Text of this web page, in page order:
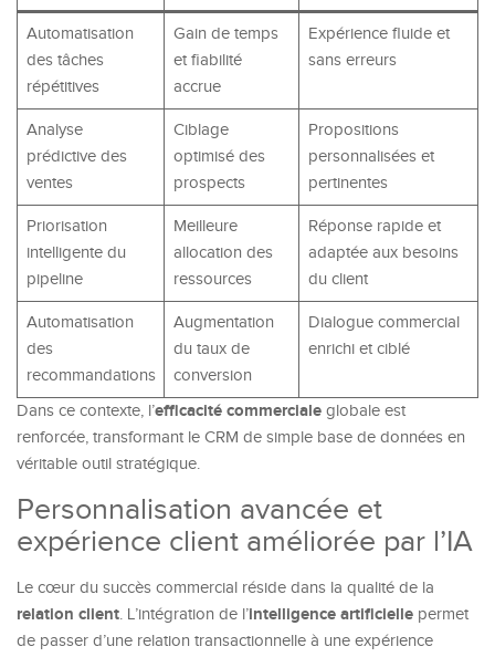
Automatisation
des tâches
répétitives
Gain de temps
et fiabilité
accrue
Expérience fluide et
sans erreurs
Analyse
prédictive des
ventes
Ciblage
optimisé des
prospects
Propositions
personnalisées et
pertinentes
Priorisation
intelligente du
pipeline
Meilleure
allocation des
ressources
Réponse rapide et
adaptée aux besoins
du client
Automatisation
des
recommandations
Augmentation
du taux de
conversion
Dialogue commercial
enrichi et ciblé
Dans ce contexte, l’efficacité commerciale globale est
renforcée, transformant le CRM de simple base de données en
véritable outil stratégique.
Personnalisation avancée et
expérience client améliorée par l’IA
Le cœur du succès commercial réside dans la qualité de la
relation client. L’intégration de l’intelligence artificielle permet
de passer d’une relation transactionnelle à une expérience